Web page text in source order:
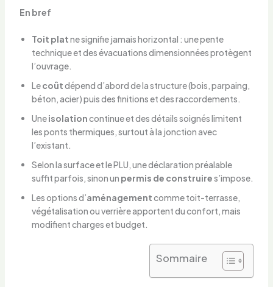
En bref
Toit platne signifie jamais horizontal : une pente
technique et des évacuations dimensionnées protègent
l’ouvrage.
Lecoûtdépend d’abord de la structure (bois, parpaing,
béton, acier) puis des finitions et des raccordements.
Uneisolationcontinue et des détails soignés limitent
les ponts thermiques, surtout à la jonction avec
l’existant.
Selon la surface et le PLU, une déclaration préalable
suffit parfois, sinon un permis de construires’impose.
Les options d’aménagementcomme toit-terrasse,
végétalisation ou verrière apportent du confort, mais
modifient charges et budget.
Sommaire